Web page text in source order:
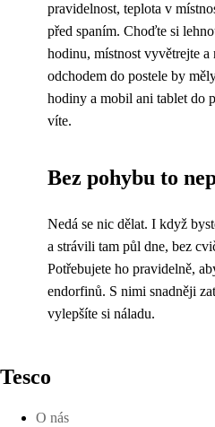
pravidelnost, teplota v
před spaním. Choďte si
hodinu, místnost vyvětrejte a
odchodem do postele by
hodiny a mobil ani tablet do
víte.
Bez pohybu to
Nedá se nic dělat. I když
a strávili tam půl dne, bez
Potřebujete ho pravidelně,
endorfinů. S nimi snadněji
vylepšíte si náladu.
Tesco
O nás